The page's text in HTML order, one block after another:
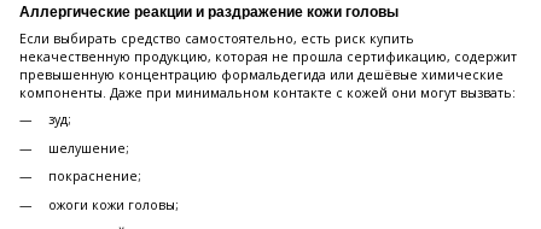
Аллергические реакции и раздражение кожи головы
Если выбирать средство самостоятельно, есть риск купить
некачественную продукцию, которая не прошла сертификацию, содержит
превышенную концентрацию формальдегида или дешёвые химические
компоненты. Даже при минимальном контакте с кожей они могут вызвать:
зуд;
шелушение;
покраснение;
ожоги кожи головы;